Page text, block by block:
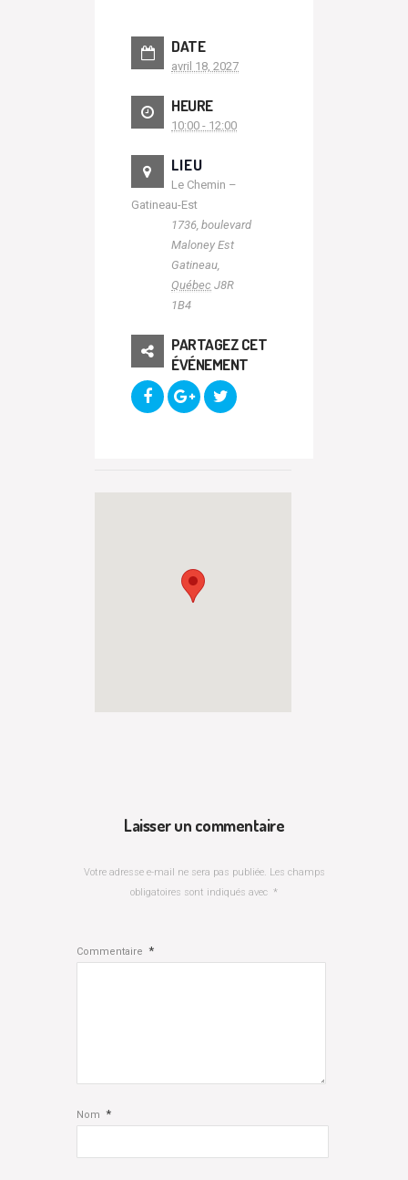
DATE
avril 18, 2027
HEURE
10:00 - 12:00
LIEU
Le Chemin –
Gatineau-Est
1736, boulevard
Maloney Est
Gatineau,
Québec J8R
1B4
PARTAGEZ CET
ÉVÉNEMENT
Laisser un commentaire
Votre adresse e-mail ne sera pas publiée. Les champs
obligatoires sont indiqués avec *
Commentaire *
Nom *